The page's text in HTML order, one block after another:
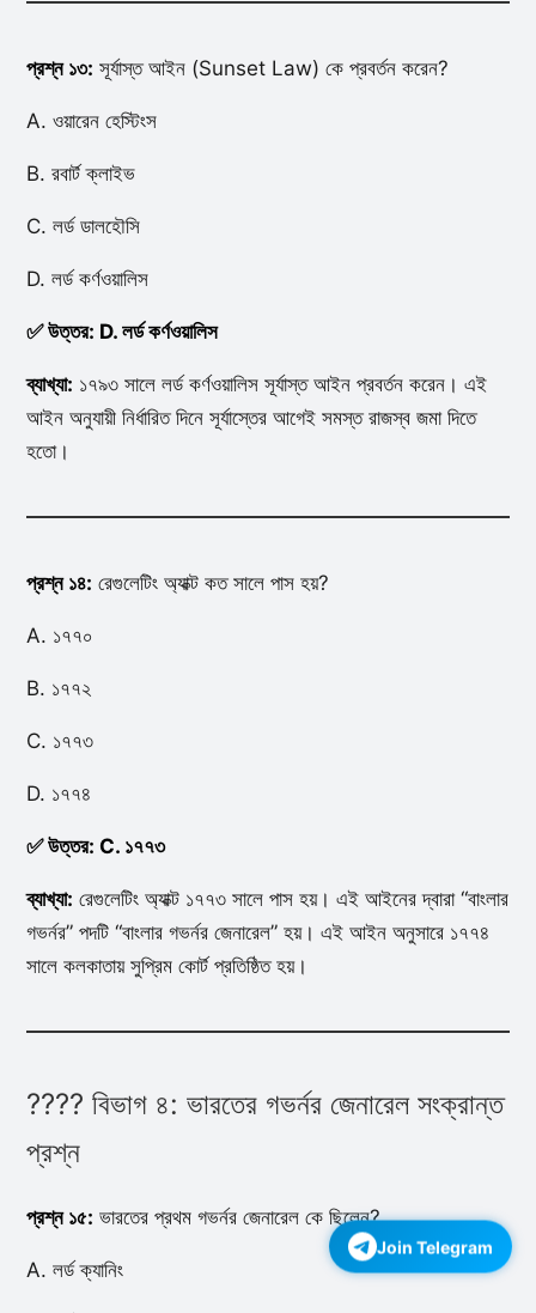
প্রশ্ন ১৩: সূর্যাস্ত আইন (Sunset Law) কে প্রবর্তন করেন?
A. ওয়ারেন হেস্টিংস
B. রবার্ট ক্লাইভ
C. লর্ড ডালহৌসি
D. লর্ড কর্ণওয়ালিস
✅ উত্তর: D. লর্ড কর্ণওয়ালিস
ব্যাখ্যা: ১৭৯৩ সালে লর্ড কর্ণওয়ালিস সূর্যাস্ত আইন প্রবর্তন করেন। এই
আইন অনুযায়ী নির্ধারিত দিনে সূর্যাস্তের আগেই সমস্ত রাজস্ব জমা দিতে
হতো।
প্রশ্ন ১৪: রেগুলেটিং অ্যাক্ট কত সালে পাস হয়?
A. ১৭৭০
B. ১৭৭২
C. ১৭৭৩
D. ১৭৭৪
✅ উত্তর: C. ১৭৭৩
ব্যাখ্যা: রেগুলেটিং অ্যাক্ট ১৭৭৩ সালে পাস হয়। এই আইনের দ্বারা “বাংলার
গভর্নর” পদটি “বাংলার গভর্নর জেনারেল” হয়। এই আইন অনুসারে ১৭৭৪
সালে কলকাতায় সুপ্রিম কোর্ট প্রতিষ্ঠিত হয়।
???? বিভাগ ৪: ভারতের গভর্নর জেনারেল সংক্রান্ত
প্রশ্ন
প্রশ্ন ১৫: ভারতের প্রথম গভর্নর জেনারেল কে ছিলেন?
A. লর্ড ক্যানিং
Join Telegram